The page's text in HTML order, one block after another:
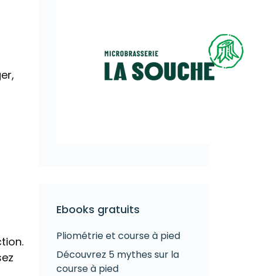
Ebooks gratuits
Pliométrie et course à pied
Découvrez 5 mythes sur la
course à pied